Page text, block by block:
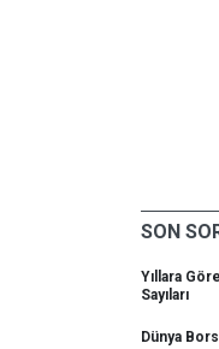
SON
Yıllara
Sayıları
Dünya